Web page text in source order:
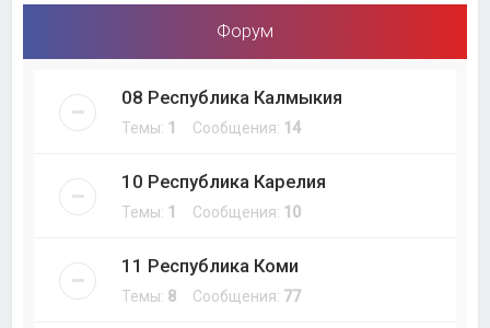
Форум
08 Республика Калмыкия
Темы: 1 Сообщения: 14
10 Республика Карелия
Темы: 1 Сообщения: 10
11 Республика Коми
Темы: 8 Сообщения: 77